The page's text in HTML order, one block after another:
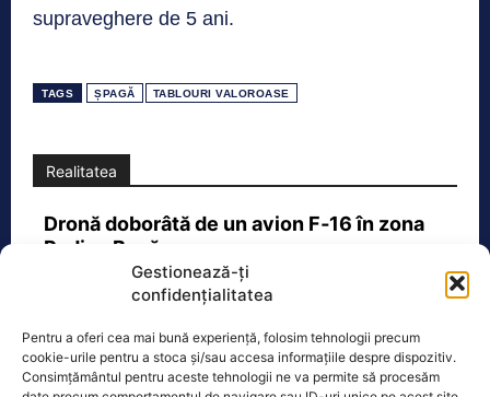
Gestionează-ți
confidențialitatea
Pentru a oferi cea mai bună experiență, folosim tehnologii precum
cookie-urile pentru a stoca și/sau accesa informațiile despre dispozitiv.
Consimțământul pentru aceste tehnologii ne va permite să procesăm
supraveghere de 5 ani.
TAGS ȘPAGĂ TABLOURI VALOROASE
Realitatea
Dronă doborâtă de un avion F‑16 în zona
Padina Buzău -…
O dronă a fost doborâtă vineri dimineață de un avion
F‑16 al Forțelor Aeriene Române, în zona Padina, în